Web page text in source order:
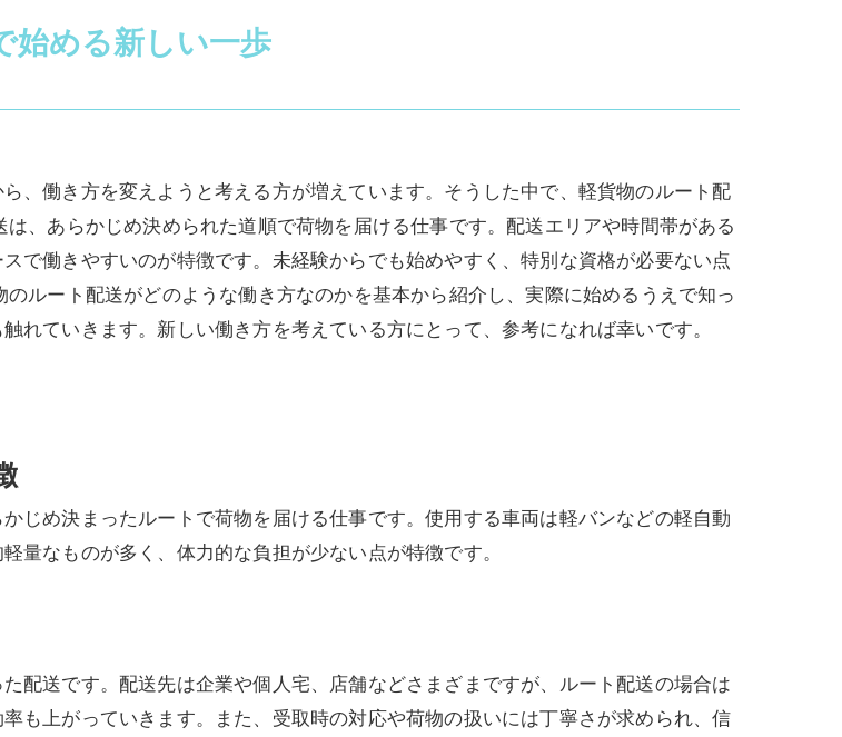
始める新しい一歩
、働き方を変えようと考える方が増えています。そうした中で、軽貨物のルート配
、あらかじめ決められた道順で荷物を届ける仕事です。配送エリアや時間帯がある
で働きやすいのが特徴です。未経験からでも始めやすく、特別な資格が必要ない点
ルート配送がどのような働き方なのかを基本から紹介し、実際に始めるうえで知っ
ていきます。新しい働き方を考えている方にとって、参考になれば幸いです。
じめ決まったルートで荷物を届ける仕事です。使用する車両は軽バンなどの軽自動
なものが多く、体力的な負担が少ない点が特徴です。
配送です。配送先は企業や個人宅、店舗などさまざまですが、ルート配送の場合は
も上がっていきます。また、受取時の対応や荷物の扱いには丁寧さが求められ、信